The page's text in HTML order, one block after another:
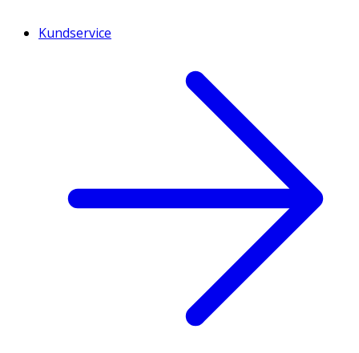
Kundservice